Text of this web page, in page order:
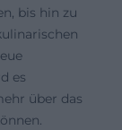
bis hin zu
es
über das